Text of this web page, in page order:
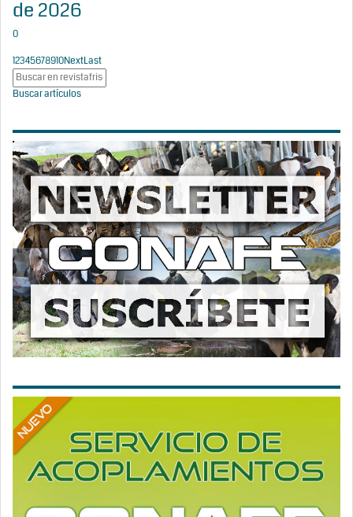
de 2026
0
12345678910NextLast
Buscar artículos